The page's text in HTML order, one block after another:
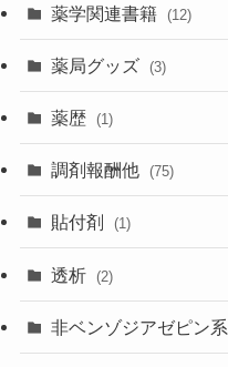
薬学関連書籍 (12)
薬局グッズ (3)
薬歴 (1)
調剤報酬他 (75)
貼付剤 (1)
透析 (2)
非ベンゾジアゼピン系